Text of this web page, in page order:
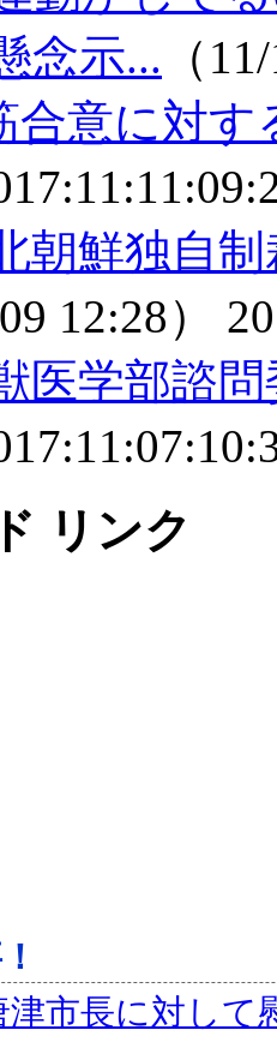
念示... （
合意に対
鮮独自制
12:28）
学部諮問
リンク
津市長に対し